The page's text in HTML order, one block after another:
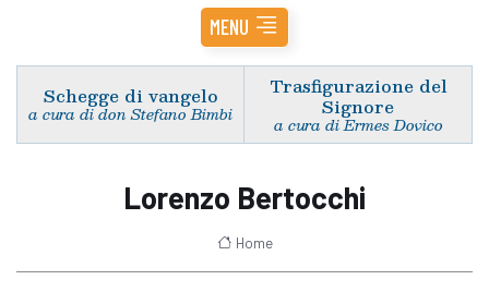
MENU
Schegge di vangelo
a cura di don Stefano Bimbi
Trasfigurazione del
Signore
a cura di Ermes Dovico
Lorenzo Bertocchi
Home